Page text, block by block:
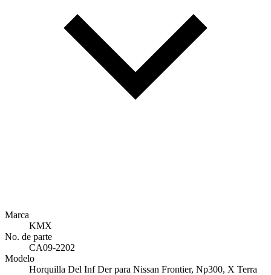
Marca
KMX
No. de parte
CA09-2202
Modelo
Horquilla Del Inf Der para Nissan Frontier, Np300, X Terra